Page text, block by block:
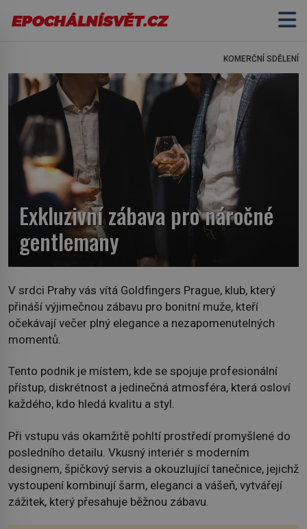
KOMERČNÍ SDĚLENÍ
Exkluzivní zábava pro náročné
gentlemany
V srdci Prahy vás vítá Goldfingers Prague, klub, který
přináší výjimečnou zábavu pro bonitní muže, kteří
očekávají večer plný elegance a nezapomenutelných
momentů.
Tento podnik je místem, kde se spojuje profesionální
přístup, diskrétnost a jedinečná atmosféra, která osloví
každého, kdo hledá kvalitu a styl.
Při vstupu vás okamžitě pohltí prostředí promyšlené do
posledního detailu. Vkusný interiér s moderním
designem, špičkový servis a okouzlující tanečnice, jejichž
vystoupení kombinují šarm, eleganci a vášeň, vytvářejí
zážitek, který přesahuje běžnou zábavu.